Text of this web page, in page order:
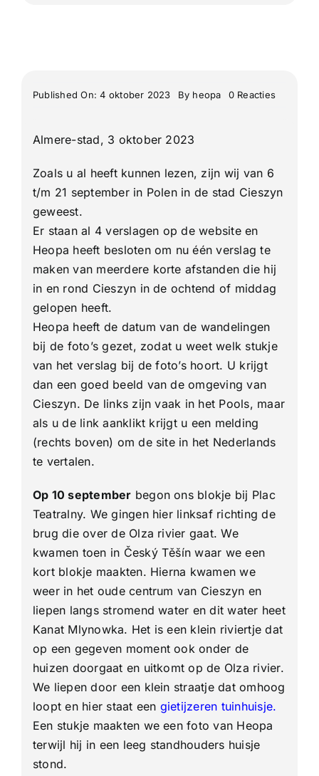
Published On: 4 oktober 2023 By heopa 0 Reactieson
Almere-stad, 3 oktober 2023
Zoals u al heeft kunnen lezen, zijn wij van 6
t/m 21 september in Polen in de stad Cieszyn
geweest.
Er staan al 4 verslagen op de website en
Heopa heeft besloten om nu één verslag te
maken van meerdere korte afstanden die hij
in en rond Cieszyn in de ochtend of middag
gelopen heeft.
Heopa heeft de datum van de wandelingen
bij de foto’s gezet, zodat u weet welk stukje
van het verslag bij de foto’s hoort. U krijgt
dan een goed beeld van de omgeving van
Cieszyn. De links zijn vaak in het Pools, maar
als u de link aanklikt krijgt u een melding
(rechts boven) om de site in het Nederlands
te vertalen.
Op 10 september begon ons blokje bij Plac
Teatralny. We gingen hier linksaf richting de
brug die over de Olza rivier gaat. We
kwamen toen in Český Těšín waar we een
kort blokje maakten. Hierna kwamen we
weer in het oude centrum van Cieszyn en
liepen langs stromend water en dit water heet
Kanat Mlynowka. Het is een klein riviertje dat
op een gegeven moment ook onder de
huizen doorgaat en uitkomt op de Olza rivier.
We liepen door een klein straatje dat omhoog
loopt en hier staat een gietijzeren tuinhuisje.
Een stukje maakten we een foto van Heopa
terwijl hij in een leeg standhouders huisje
stond.